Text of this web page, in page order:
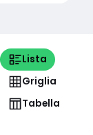
Lista
Griglia
Tabella